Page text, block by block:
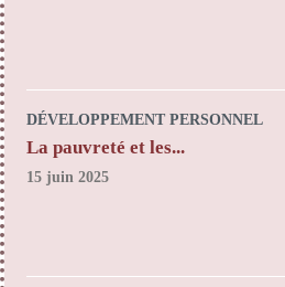
DÉVELOPPEMENT PERSONNEL
La pauvreté et les...
15 juin 2025